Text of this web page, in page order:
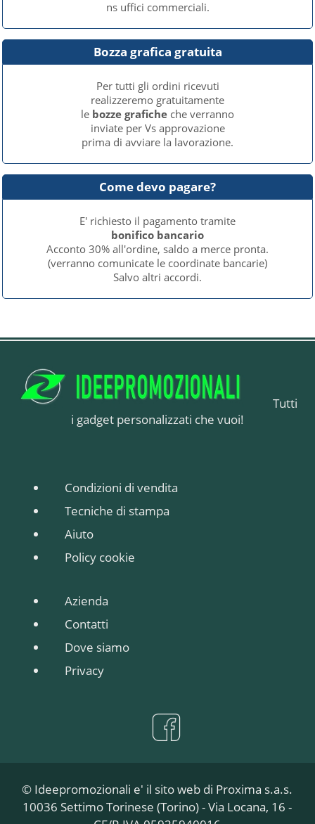
ns uffici commerciali.
Bozza grafica gratuita
Per tutti gli ordini ricevuti
realizzeremo gratuitamente
le bozze grafiche che verranno
inviate per Vs approvazione
prima di avviare la lavorazione.
Come devo pagare?
E' richiesto il pagamento tramite
bonifico bancario
Acconto 30% all'ordine, saldo a merce pronta.
(verranno comunicate le coordinate bancarie)
Salvo altri accordi.
Tutti
i gadget personalizzati che vuoi!
Condizioni di vendita
Tecniche di stampa
Aiuto
Policy cookie
Azienda
Contatti
Dove siamo
Privacy
© Ideepromozionali e' il sito web di Proxima s.a.s.
10036 Settimo Torinese (Torino) - Via Locana, 16 -